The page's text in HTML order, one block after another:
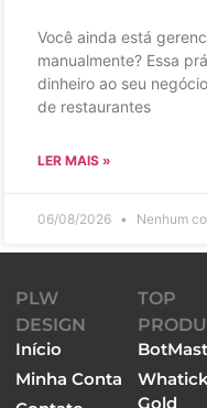
Você ainda está
manualmente? Essa
dinheiro ao seu
de restaurantes
LER MAIS »
06/08/2026 Nenhum
PLW
DESIGN
Início
Minha Conta
TOP
Gold